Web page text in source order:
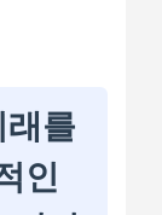
래를
인